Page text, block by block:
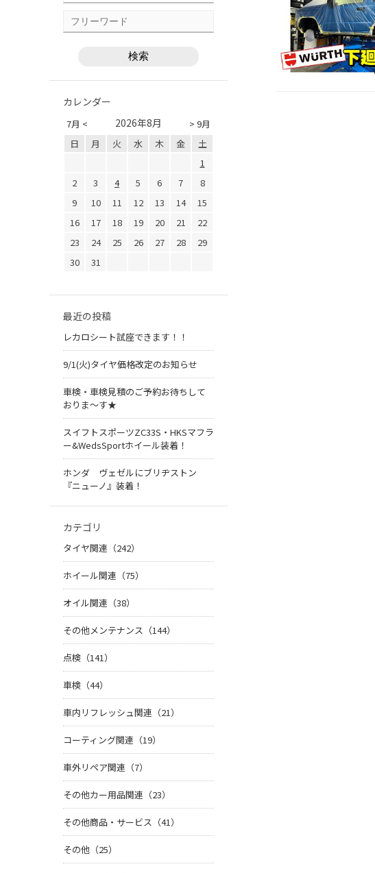
カレンダー
7月 < > 9月
2026年8月
日 月 火 水 木 金
土
1
2
3 4 5 6 7
8
9
10 11 12 13 14
15
16
17 18 19 20 21
22
23
24 25 26 27 28
29
30
31
最近の投稿
レカロシート試座できます！！
9/1(火)タイヤ価格改定のお知らせ
車検・車検見積のご予約お待ちして
おりま～す★
スイフトスポーツZC33S・HKSマフラ
ー&WedsSportホイール装着！
ホンダ ヴェゼルにブリヂストン
『ニューノ』装着！
カテゴリ
タイヤ関連（242）
ホイール関連（75）
オイル関連（38）
その他メンテナンス（144）
点検（141）
車検（44）
車内リフレッシュ関連（21）
コーティング関連（19）
車外リペア関連（7）
その他カー用品関連（23）
その他商品・サービス（41）
その他（25）